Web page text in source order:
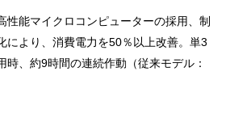
性能マイクロコンピューターの採用、制
により、消費電力を50％以上改善。単3
時、約9時間の連続作動（従来モデル：